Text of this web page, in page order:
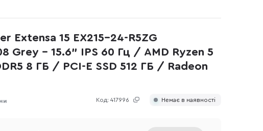
Extensa 15 EX215-24-R5ZG
Grey - 15.6" IPS 60 Гц / AMD Ryzen 5
8 ГБ / PCI-E SSD 512 ГБ / Radeon
Код: 417996 Немає в наявності